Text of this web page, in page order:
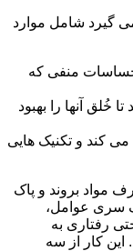
گیرد شامل موارد
منفی که
خُلق آنها را بهبود
می کند و تکنیک هایی
مواد بروند و پاک
سری عوامل،
رفتاری به
این کار از سه